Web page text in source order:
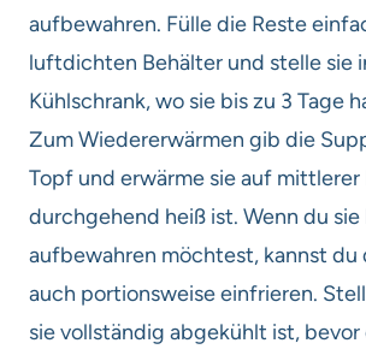
aufbewahren. Fülle die Reste
luftdichten Behälter und stelle sie
Kühlschrank, wo sie bis zu 3 Tage
Zum Wiedererwärmen gib die
Topf und erwärme sie auf mittlerer
durchgehend heiß ist. Wenn du sie
aufbewahren möchtest, kannst du
auch portionsweise einfrieren.
sie vollständig abgekühlt ist, bevor